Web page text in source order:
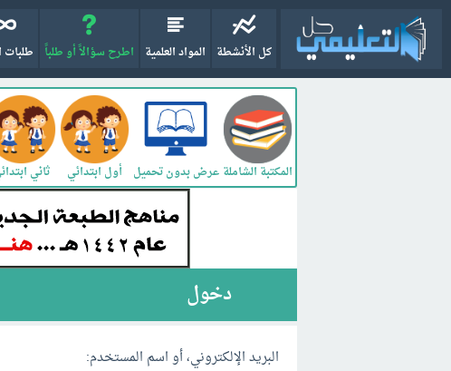
كل الأنشطة المواد العلمية اطرح سؤالاً أو طلباً طلبات
المكتبة الشاملة عرض بدون تحميل أول ابتدائي ثاني
دخول
البريد الإلكتروني، أو اسم المستخدم: